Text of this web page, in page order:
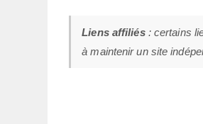
Liens affiliés: certains
à maintenir un site